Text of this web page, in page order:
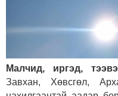
Малчид, иргэд,
Завхан, Хөвсгөл,